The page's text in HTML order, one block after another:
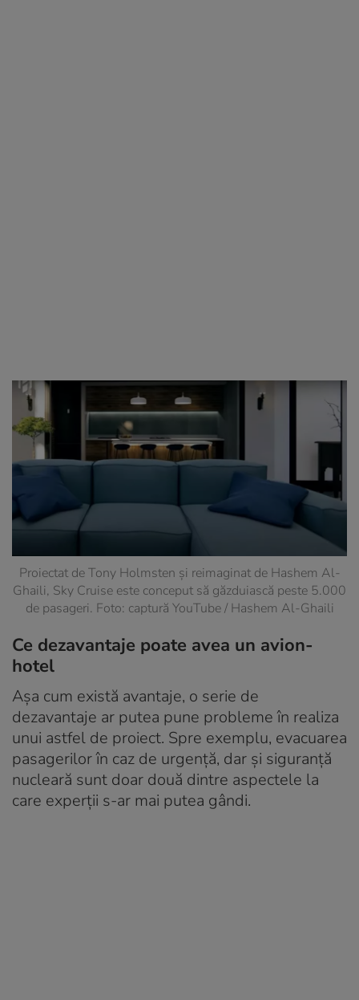
Proiectat de Tony Holmsten și reimaginat de Hashem Al-
Ghaili, Sky Cruise este conceput să găzduiască peste 5.000
de pasageri. Foto: captură YouTube / Hashem Al-Ghaili
Ce dezavantaje poate avea un avion-
hotel
Așa cum există avantaje, o serie de
dezavantaje ar putea pune probleme în realiza
unui astfel de proiect. Spre exemplu, evacuarea
pasagerilor în caz de urgență, dar și siguranță
nucleară sunt doar două dintre aspectele la
care experții s-ar mai putea gândi.